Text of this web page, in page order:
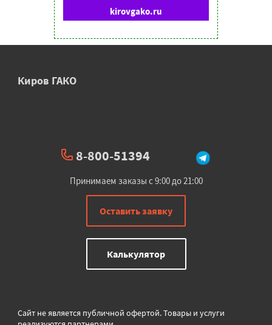
kirovgako.ru
Киров ГАКО
8-800-51394
Принимаем заказы с 9:00 до 21:00
Оставить заявку
Калькулятор
Сайт не является публичной офертой. Товары и услуги